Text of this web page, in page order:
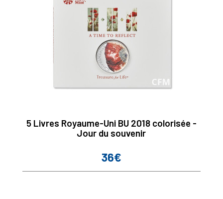
5 Livres Royaume-Uni BU 2018 colorisée -
Jour du souvenir
Prix
36€